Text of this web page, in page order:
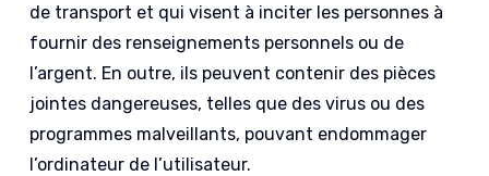
de transport et qui visent à inciter les personnes à
fournir des renseignements personnels ou de
l’argent. En outre, ils peuvent contenir des pièces
jointes dangereuses, telles que des virus ou des
programmes malveillants, pouvant endommager
l’ordinateur de l’utilisateur.